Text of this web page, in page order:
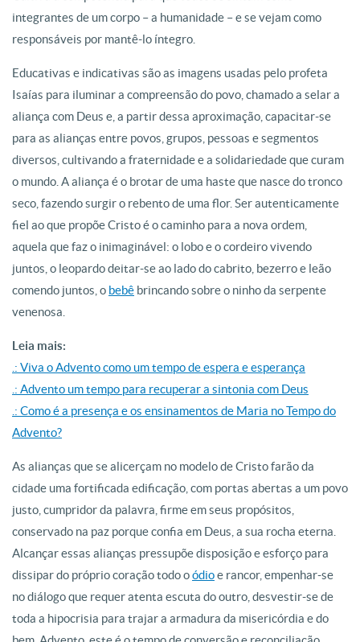
integrantes de um corpo – a humanidade – e se vejam como
responsáveis por mantê-lo íntegro.
Educativas e indicativas são as imagens usadas pelo profeta
Isaías para iluminar a compreensão do povo, chamado a selar a
aliança com Deus e, a partir dessa aproximação, capacitar-se
para as alianças entre povos, grupos, pessoas e segmentos
diversos, cultivando a fraternidade e a solidariedade que curam
o mundo. A aliança é o brotar de uma haste que nasce do tronco
seco, fazendo surgir o rebento de uma flor. Ser autenticamente
fiel ao que propõe Cristo é o caminho para a nova ordem,
aquela que faz o inimaginável: o lobo e o cordeiro vivendo
juntos, o leopardo deitar-se ao lado do cabrito, bezerro e leão
comendo juntos, o bebê brincando sobre o ninho da serpente
venenosa.
Leia mais:
.: Viva o Advento como um tempo de espera e esperança
.: Advento um tempo para recuperar a sintonia com Deus
.: Como é a presença e os ensinamentos de Maria no Tempo do
Advento?
As alianças que se alicerçam no modelo de Cristo farão da
cidade uma fortificada edificação, com portas abertas a um povo
justo, cumpridor da palavra, firme em seus propósitos,
conservado na paz porque confia em Deus, a sua rocha eterna.
Alcançar essas alianças pressupõe disposição e esforço para
dissipar do próprio coração todo oódioe rancor, empenhar-se
no diálogo que requer atenta escuta do outro, desvestir-se de
toda a hipocrisia para trajar a armadura da misericórdia e do